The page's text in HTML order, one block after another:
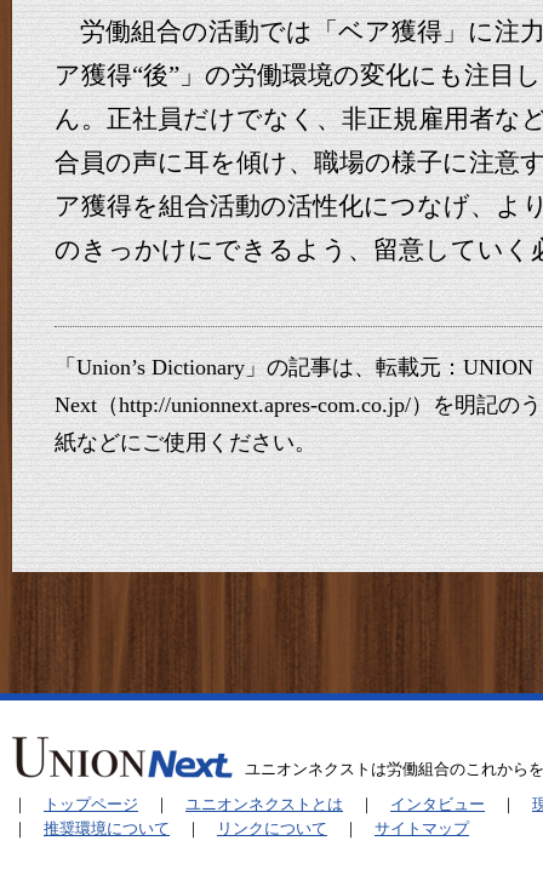
労働組合の活動では「ベア獲得」に注
ア獲得“後”」の労働環境の変化にも注目
ん。正社員だけでなく、非正規雇用者な
合員の声に耳を傾け、職場の様子に注意
ア獲得を組合活動の活性化につなげ、よ
のきっかけにできるよう、留意していく
「Union’s Dictionary」の記事は、転載元：UNION
Next（http://unionnext.apres-com.co.jp/）を明記の
紙などにご使用ください。
ユニオンネクストは労働組合のこれから
｜
トップページ ｜ ユニオンネクストとは ｜ インタビュー ｜
｜ 推奨環境について ｜ リンクについて ｜ サイトマップ